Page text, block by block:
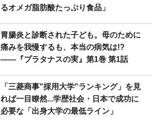
るオメガ脂肪酸たっぷり食品」
胃腸炎と診断された子ども。母のために
痛みを我慢するも、本当の病気は!?
――『プラタナスの実』第1巻 第1話
「三菱商事"採用大学"ランキング」を見
れば一目瞭然...学歴社会・日本で成功に
必要な「出身大学の最低ライン」